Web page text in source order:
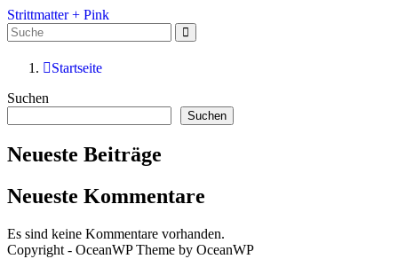
Zum
Inhalt
springen
Strittmatter + Pink
Startseite
Suchen
Suchen
Neueste Beiträge
Neueste Kommentare
Es sind keine Kommentare vorhanden.
Copyright - OceanWP Theme by OceanWP